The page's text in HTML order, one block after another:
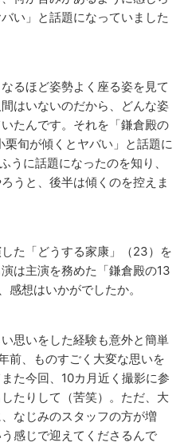
い」と話題になっていました
るほど姿勢よく座る姿を見て
はいないのだから、どんな姿
たんです。それを「鎌倉殿の
旬が傾くとヤバい」と話題に
うに話題になったのを知り、
うと、後半は傾くのを控えま
た「どうする家康」（23）を
は主演を務めた「鎌倉殿の13
想はいかがでしたか。
思いをした経験も意外と簡単
前、ものすごく大変な思いを
た今回、10カ月近く撮影に参
たりして（苦笑）。ただ、大
なじみのスタッフの方が増
感じで迎えてくださるんで